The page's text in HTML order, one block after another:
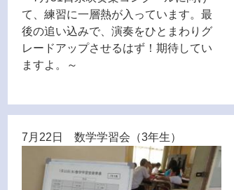
て、練習に一層熱が入っています。最
後の追い込みで、演奏をひとまわりグ
レードアップさせるはず！期待してい
ますよ。～
7月22日 数学学習会（3年生）